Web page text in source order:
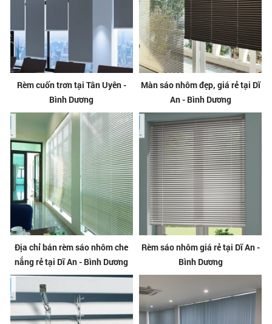
Rèm cuốn trơn tại Tân Uyên -
Bình Dương
Màn sáo nhôm đẹp, giá rẻ tại Dĩ
An - Bình Dương
Địa chỉ bán rèm sáo nhôm che
nắng rẻ tại Dĩ An - Bình Dương
Rèm sáo nhôm giá rẻ tại Dĩ An -
Bình Dương